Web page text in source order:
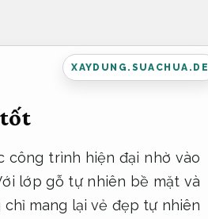
XAYDUNG.SUACHUA.DE
công trình hiện đại nhờ vào
lớp gỗ tự nhiên bề mặt và
mang lại vẻ đẹp tự nhiên